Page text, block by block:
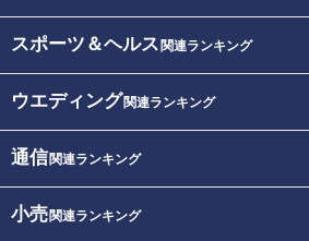
スポーツ＆ヘルス 関連ランキング
ウエディング関連ランキング
通信関連ランキング
小売関連ランキング